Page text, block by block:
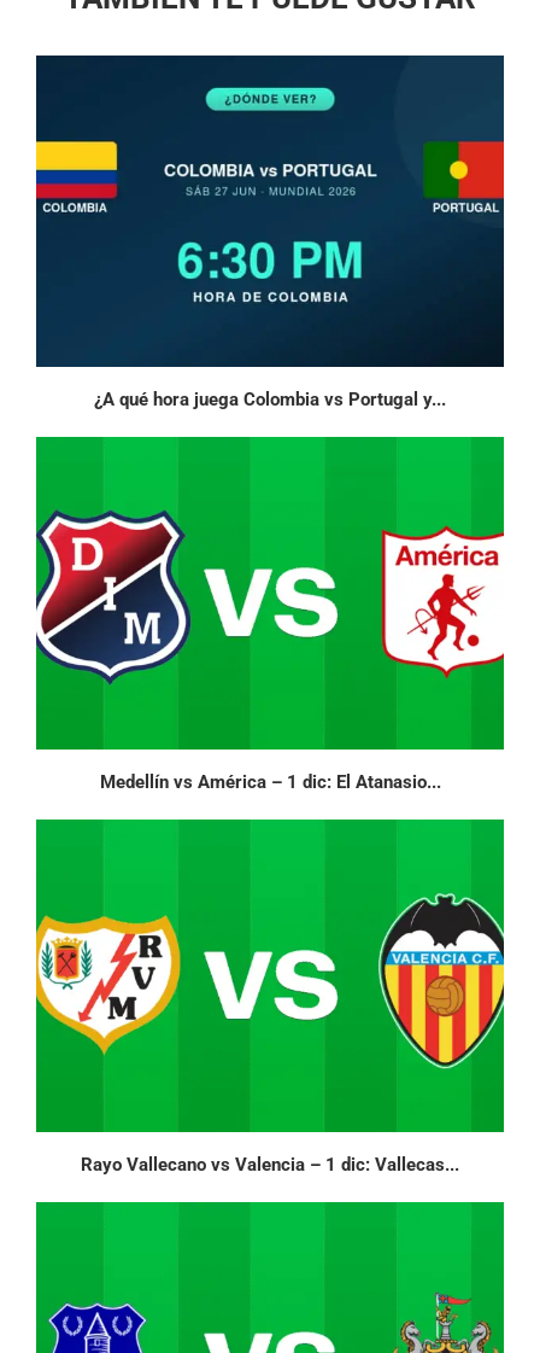
¿A qué hora juega Colombia vs Portugal y...
Medellín vs América – 1 dic: El Atanasio...
Rayo Vallecano vs Valencia – 1 dic: Vallecas...